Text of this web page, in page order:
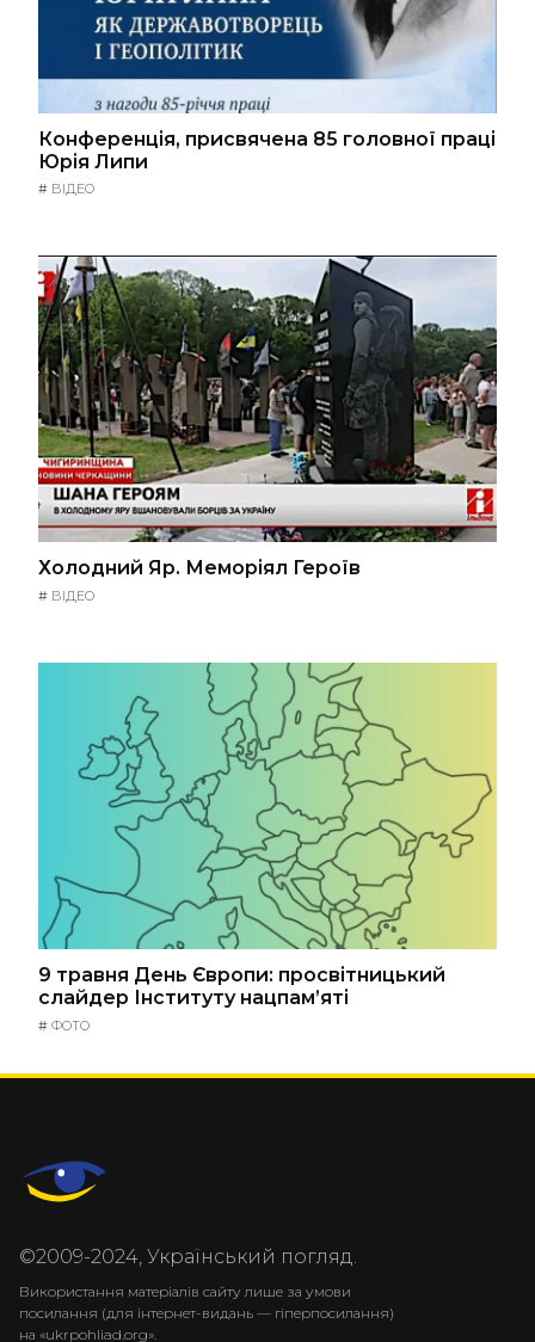
Конференція, присвячена 85 головної праці
Юрія Липи
# ВІДЕО
Холодний Яр. Меморіял Героїв
# ВІДЕО
9 травня День Європи: просвітницький
слайдер Інституту нацпам’яті
# ФОТО
©2009-2024, Український погляд.
Використання матеріалів сайту лише за умови
посилання (для інтернет-видань — гіперпосилання)
на «ukrpohliad.org».